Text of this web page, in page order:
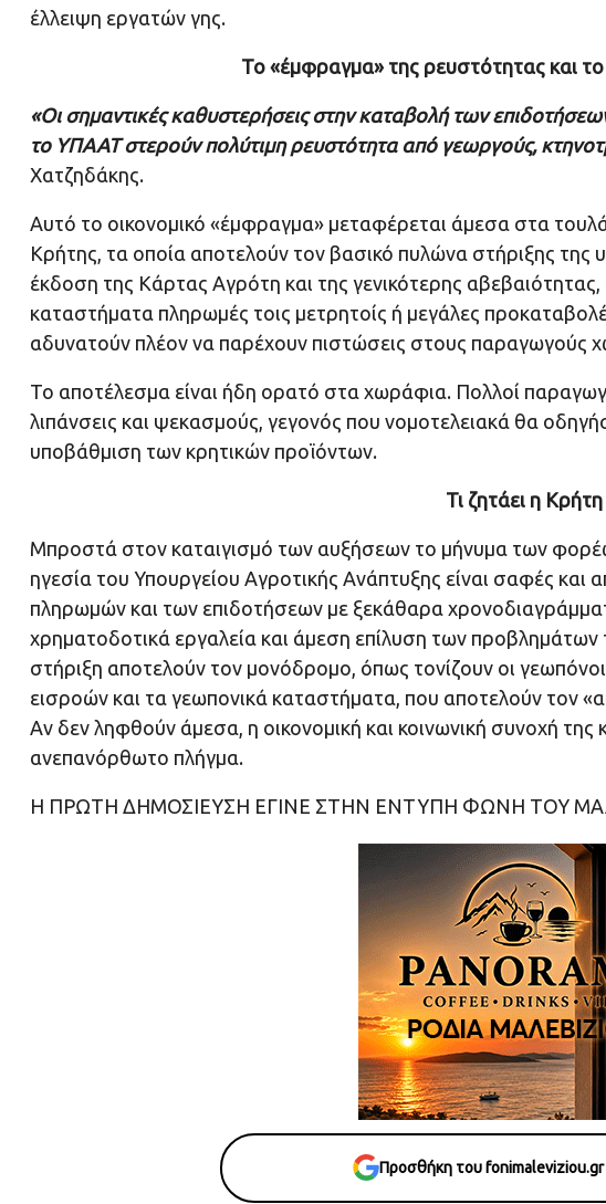
έλλειψη εργατών γης.
Το «έμφραγμα» της ρευστότητας και
«Οι σημαντικές καθυστερήσεις στην καταβολή των
το ΥΠΑΑΤ στερούν πολύτιμη ρευστότητα από γεωργούς,
Χατζηδάκης.
Αυτό το οικονομικό «έμφραγμα» μεταφέρεται άμεσα στα
Κρήτης, τα οποία αποτελούν τον βασικό πυλώνα στήριξης
έκδοση της Κάρτας Αγρότη και της γενικότερης
καταστήματα πληρωμές τοις μετρητοίς ή μεγάλες
αδυνατούν πλέον να παρέχουν πιστώσεις στους παραγωγούς
Το αποτέλεσμα είναι ήδη ορατό στα χωράφια. Πολλοί
λιπάνσεις και ψεκασμούς, γεγονός που νομοτελειακά θα
υποβάθμιση των κρητικών προϊόντων.
Τι ζητάει η Κρήτη
Μπροστά στον καταιγισμό των αυξήσεων το μήνυμα των
ηγεσία του Υπουργείου Αγροτικής Ανάπτυξης είναι σαφές και
πληρωμών και των επιδοτήσεων με ξεκάθαρα
χρηματοδοτικά εργαλεία και άμεση επίλυση των
στήριξη αποτελούν τον μονόδρομο, όπως τονίζουν οι
εισροών και τα γεωπονικά καταστήματα, που αποτελούν τον
Αν δεν ληφθούν άμεσα, η οικονομική και κοινωνική συνοχή της
ανεπανόρθωτο πλήγμα.
Η ΠΡΩΤΗ ΔΗΜΟΣΙΕΥΣΗ ΕΓΙΝΕ ΣΤΗΝ ΕΝΤΥΠΗ ΦΩΝΗ ΤΟΥ
Προσθήκη του